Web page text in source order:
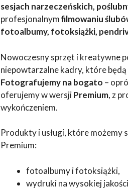
sesjach narzeczeńskich,
profesjonalnymfilmowaniu
fotoalbumy, fotoksiążki,
Nowoczesny sprzęt i kreatywne
niepowtarzalne kadry, które
Fotografujemy na bogato –
oferujemy w wersjiPremium, z
wykończeniem.
Produkty i usługi, które
Premium:
fotoalbumy i fotoksiążki,
wydruki na wysokiej